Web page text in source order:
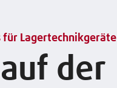
für Lagertechnikgeräte
der